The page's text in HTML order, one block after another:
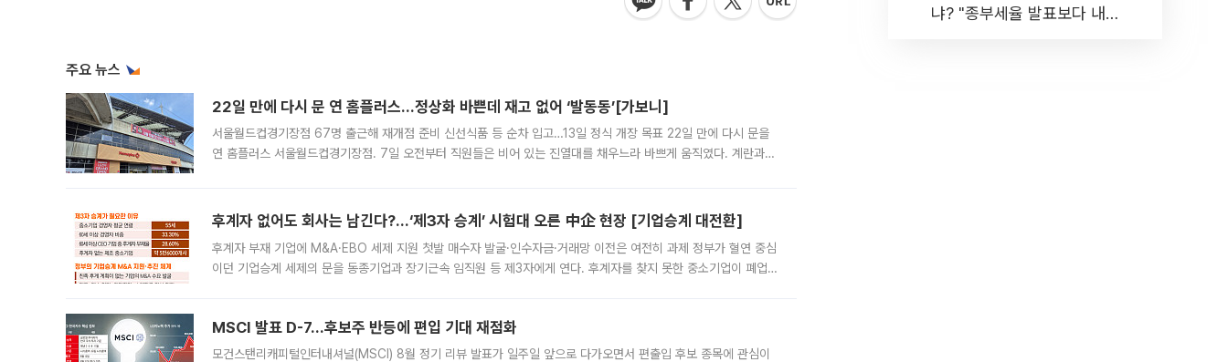
주요 뉴스
22일 만에 다시 문 연 홈플러스…정상화 바쁜데 재고 없어 ‘발동동’[가보니]
서울월드컵경기장점 67명 출근해 재개점 준비 신선식품 등 순차 입고…13일 정식 개장 목표 22일 만에 다시 문을
연 홈플러스 서울월드컵경기장점. 7일 오전부터 직원들은 비어 있는 진열대를 채우느라 바쁘게 움직였다. 계란과
후계자 없어도 회사는 남긴다?…‘제3자 승계’ 시험대 오른 中企 현장 [기업승계 대전환]
후계자 부재 기업에 M&A·EBO 세제 지원 첫발 매수자 발굴·인수자금·거래망 이전은 여전히 과제 정부가 혈연 중심
이던 기업승계 세제의 문을 동종기업과 장기근속 임직원 등 제3자에게 연다. 후계자를 찾지 못한 중소기업이 폐업
MSCI 발표 D-7…후보주 반등에 편입 기대 재점화
모건스탠리캐피털인터내셔널(MSCI) 8월 정기 리뷰 발표가 일주일 앞으로 다가오면서 편출입 후보 종목에 관심이
냐? "종부세율 발표보다 내릴